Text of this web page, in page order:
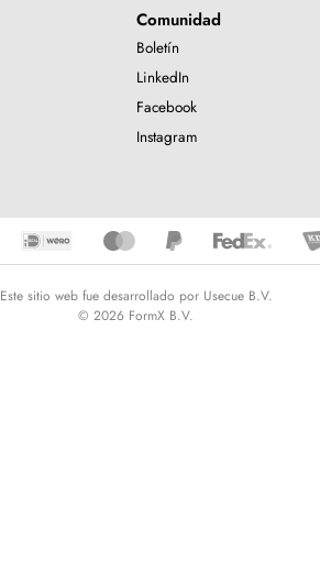
Comunidad
Boletín
LinkedIn
Facebook
Instagram
Este sitio web fue desarrollado por Usecue B.V.
© 2026 FormX B.V.